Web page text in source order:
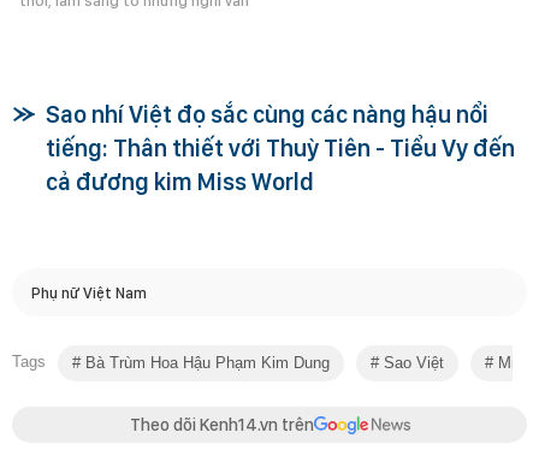
Sao nhí Việt đọ sắc cùng các nàng hậu nổi
tiếng: Thân thiết với Thuỳ Tiên - Tiểu Vy đến
cả đương kim Miss World
Phụ nữ Việt Nam
Tags Bà Trùm Hoa Hậu Phạm Kim Dung Sao Việt Miss
Theo dõi Kenh14.vn trên